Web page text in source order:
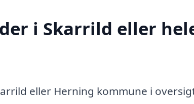
i Skarrild eller
eller Herning kommune i